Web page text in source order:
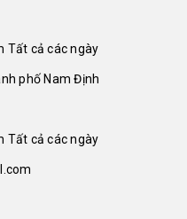
Tất cả các ngày
phố Nam Định
Tất cả các ngày